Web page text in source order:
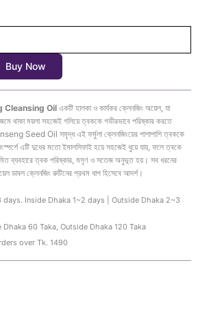
Buy Now
Cleansing Oilএকটি হালকা ও কার্যকর ক্লেনজিং অয়েল, যা
থাকা ময়লা সহজেই গলিয়ে ত্বককে গভীরভাবে পরিষ্কার করতে
Seed Oil সমৃদ্ধ এই ফর্মুলা ক্লেনজিংয়ের পাশাপাশি ত্বককে
এটি দুধের মতো ইমালসিফাই হয়ে সহজেই ধুয়ে যায়, ফলে ত্বকে
ব্যবহারে ত্বক পরিষ্কার, মসৃণ ও সতেজ অনুভূত হয়। সব ধরনের
ডাবল ক্লেনজিং রুটিনের প্রথম ধাপ হিসেবে আদর্শ।
Inside Dhaka 1~2 days | Outside Dhaka 2~3
60 Taka, Outside Dhaka 120 Taka
over Tk. 1490